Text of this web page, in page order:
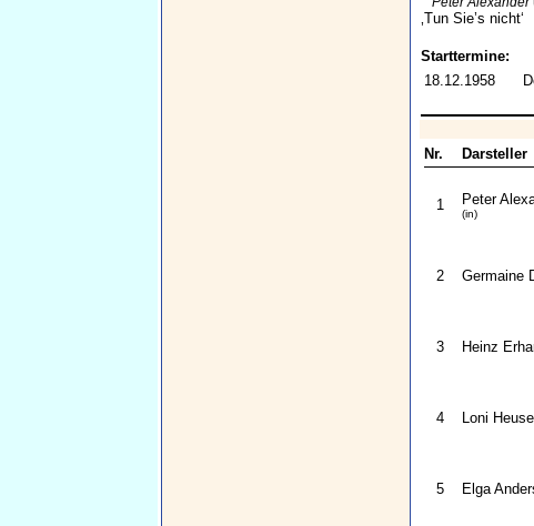
‚Tun Sie’s nicht‘
Starttermine:
18.12.1958
Nr.
Darsteller
1 Peter
(in)
2 Germaine
3 Heinz
4 Loni
5 Elga